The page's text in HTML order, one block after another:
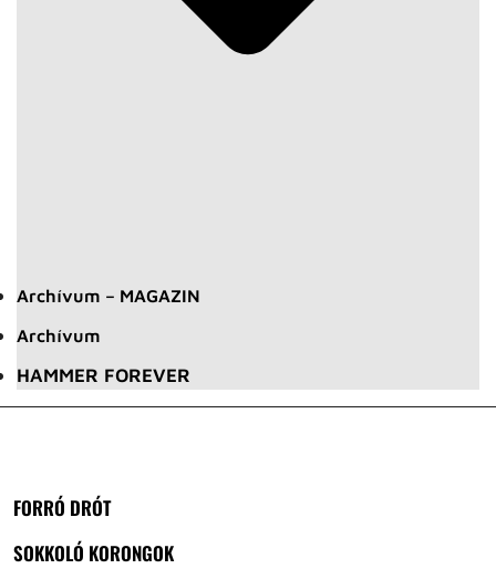
Archívum – MAGAZIN
Archívum
HAMMER FOREVER
FORRÓ DRÓT
SOKKOLÓ KORONGOK